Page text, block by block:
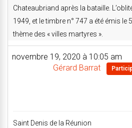
Chateaubriand après la bataille.
1949, et le timbre n° 747 a été émis
thème des « villes martyres ».
novembre 19, 2020 à 10:05 am
Gérard Barrat
Saint Denis de la Réunion